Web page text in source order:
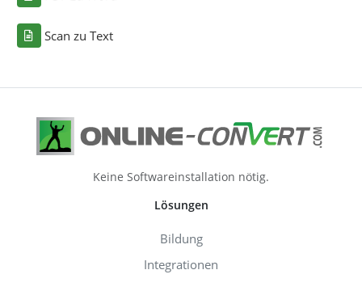
Scan zu Text
Keine Softwareinstallation nötig.
Lösungen
Bildung
Integrationen